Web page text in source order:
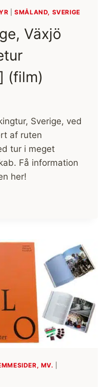
|SMÅLAND, SVERIGE
Växjö
(film)
Sverige, ved
af ruten
tur i meget
Få information
her!
MV.